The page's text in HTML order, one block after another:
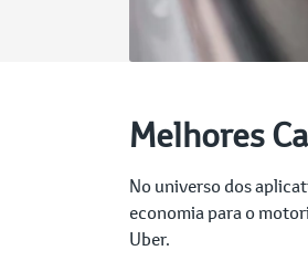
Melhores
No universo dos
economia para o
Uber.